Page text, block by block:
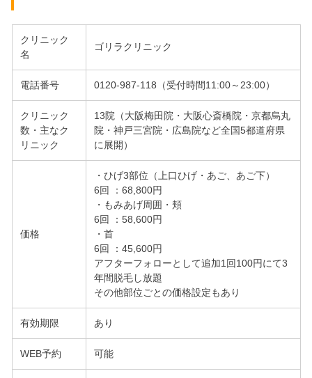
クリニック
名
ゴリラクリニック
電話番号 0120-987-118（受付時間11:00～23:00）
クリニック
数・主なク
リニック
13院（大阪梅田院・大阪心斎橋院・京都烏丸
院・神戸三宮院・広島院など全国5都道府県
に展開）
価格
・ひげ3部位（上口ひげ・あご、あご下）
6回 ：68,800円
・もみあげ周囲・頬
6回 ：58,600円
・首
6回 ：45,600円
アフターフォローとして追加1回100円にて3
年間脱毛し放題
その他部位ごとの価格設定もあり
有効期限 あり
WEB予約 可能